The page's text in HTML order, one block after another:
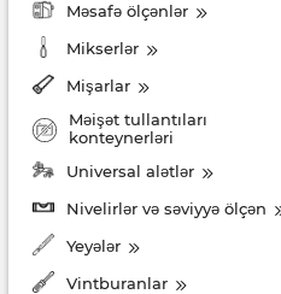
Məsafə ölçənlər
Mikserlər
Mişarlar
Məişət tullantıları
konteynerləri
Universal alətlər
Nivelirlər və səviyyə ölçən
Yeyələr
Vintburanlar